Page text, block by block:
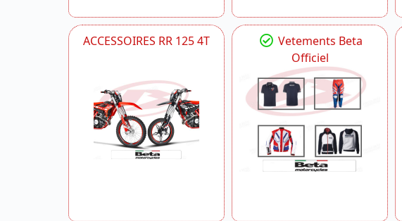
ACCESSOIRES RR 125 4T
Vetements Beta
Officiel